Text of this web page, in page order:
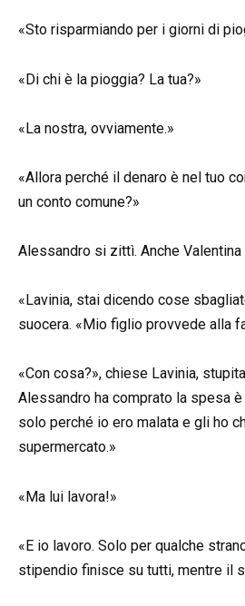
«Sto risparmiando per i giorni di
«Di chi è la pioggia? La tua?»
«La nostra, ovviamente.»
«Allora perché il denaro è nel tuo
un conto comune?»
Alessandro si zittì. Anche
«Lavinia, stai dicendo cose
suocera. «Mio figlio provvede alla
«Con cosa?», chiese Lavinia,
Alessandro ha comprato la spesa
solo perché io ero malata e gli ho
supermercato.»
«Ma lui lavora!»
«E io lavoro. Solo per qualche
stipendio finisce su tutti, mentre il